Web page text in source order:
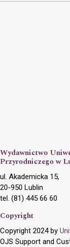
Wydawnictwo
Przyrodniczego w
ul. Akademicka 15,
20-950 Lublin
tel. (81) 445 66 60
Copyright
Copyright 2024 by
OJS Support and